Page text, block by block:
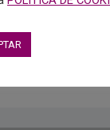
del Colegio
“Quiero